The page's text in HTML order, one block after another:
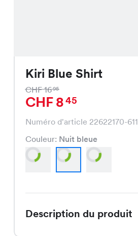
Kiri Blue Shirt
CHF 1695
CHF 845
Numéro d'article 22622170-611
Couleur: Nuit bleue
Description du produit